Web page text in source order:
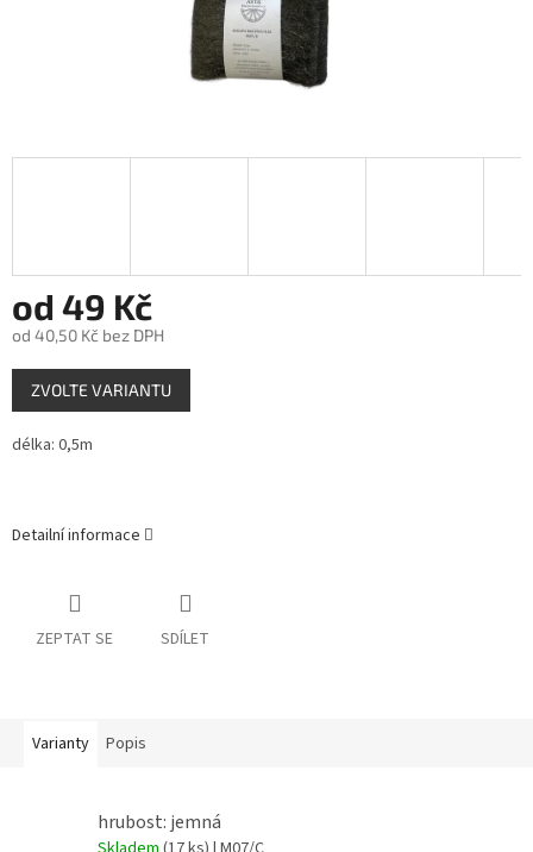
od 49 Kč
od 40,50 Kč bez DPH
Měrná
cena:
ZVOLTE VARIANTU
délka: 0,5m
Detailní informace
ZEPTAT SE SDÍLET
Varianty Popis
hrubost: jemná